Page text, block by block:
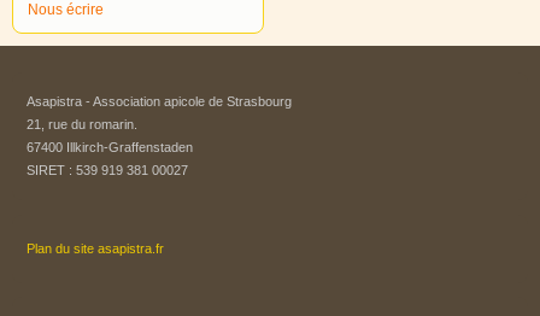
Nous écrire
Asapistra - Association apicole de Strasbourg​
21, rue du romarin.
67400 Illkirch-Graffenstaden
SIRET : 539 919 381 00027
Plan du site asapistra.fr